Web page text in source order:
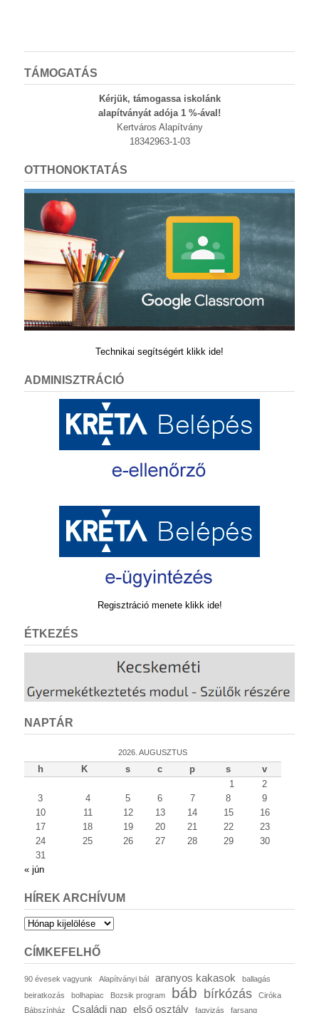
TÁMOGATÁS
Kérjük, támogassa iskolánk
alapítványát adója 1 %-ával!
Kertváros Alapítvány
18342963-1-03
OTTHONOKTATÁS
Technikai segítségért klikk ide!
ADMINISZTRÁCIÓ
Regisztráció menete klikk ide!
ÉTKEZÉS
NAPTÁR
2026. AUGUSZTUS
h K s c p s
v
1
2
3
4 5 6 7 8
9
10
11 12 13 14 15
16
17
18 19 20 21 22
23
24
25 26 27 28 29
30
31
« jún
HÍREK ARCHÍVUM
Hírek
CÍMKEFELHŐ
90 évesek vagyunk Alapítványi bál aranyos kakasok
ballagás
beiratkozás
bolhapiac Bozsik program báb bírkózás
Ciróka
Bábszínház
Családi nap első osztály fagyizás farsang